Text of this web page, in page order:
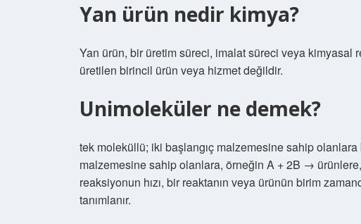
Yan ürün nedir kimya?
Yan ürün, bir üretim süreci, imalat süreci veya kimyasal
üretilen birincil ürün veya hizmet değildir.
Unimoleküler ne demek?
tek moleküllü; iki başlangıç ​​malzemesine sahip
malzemesine sahip olanlara, örneğin A + 2B →
reaksiyonun hızı, bir reaktanın veya ürünün birim
tanımlanır.